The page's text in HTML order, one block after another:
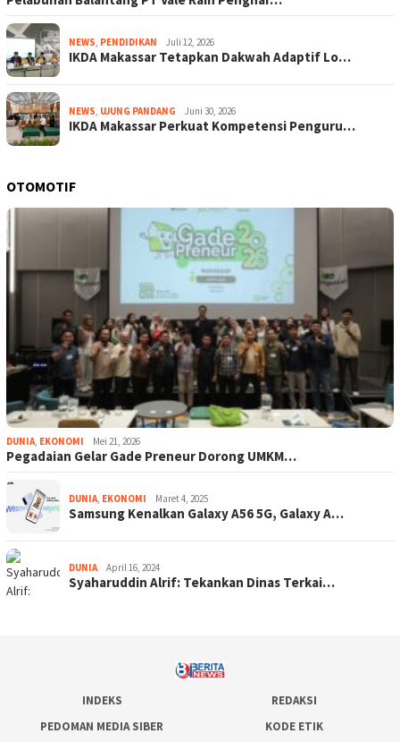
NEWS, PENDIDIKAN Juli 12, 2026
IKDA Makassar Tetapkan Dakwah Adaptif Lo…
NEWS, UJUNG PANDANG Juni 30, 2026
IKDA Makassar Perkuat Kompetensi Penguru…
OTOMOTIF
DUNIA, EKONOMI Mei 21, 2026
Pegadaian Gelar Gade Preneur Dorong UMKM…
DUNIA, EKONOMI Maret 4, 2025
Samsung Kenalkan Galaxy A56 5G, Galaxy A…
DUNIA April 16, 2024
Syaharuddin Alrif: Tekankan Dinas Terkai…
INDEKS
REDAKSI
PEDOMAN MEDIA SIBER
KODE ETIK